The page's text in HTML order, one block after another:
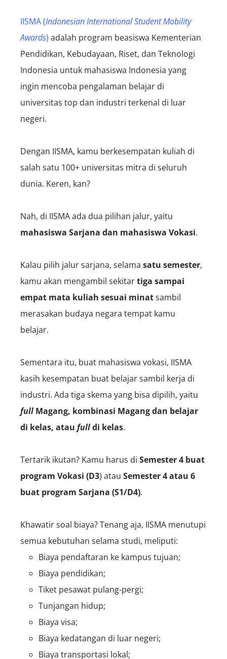
IISMA (Indonesian International Student Mobility
Awards) adalah program beasiswa Kementerian
Pendidikan, Kebudayaan, Riset, dan Teknologi
Indonesia untuk mahasiswa Indonesia yang
ingin mencoba pengalaman belajar di
universitas top dan industri terkenal di luar
negeri.
Dengan IISMA, kamu berkesempatan kuliah di
salah satu 100+ universitas mitra di seluruh
dunia. Keren, kan?
Nah, di IISMA ada dua pilihan jalur, yaitu
mahasiswa Sarjana dan mahasiswa Vokasi.
Kalau pilih jalur sarjana, selama satu semester,
kamu akan mengambil sekitartiga sampai
empat mata kuliah sesuai minatsambil
merasakan budaya negara tempat kamu
belajar.
Sementara itu, buat mahasiswa vokasi, IISMA
kasih kesempatan buat belajar sambil kerja di
industri. Ada tiga skema yang bisa dipilih, yaitu
fullMagang, kombinasi Magang dan belajar
di kelas, atau fulldi kelas.
Tertarik ikutan? Kamu harus di Semester 4 buat
program Vokasi (D3) atau Semester 4 atau 6
buat program Sarjana (S1/D4).
Khawatir soal biaya? Tenang aja, IISMA menutupi
semua kebutuhan selama studi, meliputi:
Biaya pendaftaran ke kampus tujuan;
Biaya pendidikan;
Tiket pesawat pulang-pergi;
Tunjangan hidup;
Biaya visa;
Biaya kedatangan di luar negeri;
Biaya transportasi lokal;